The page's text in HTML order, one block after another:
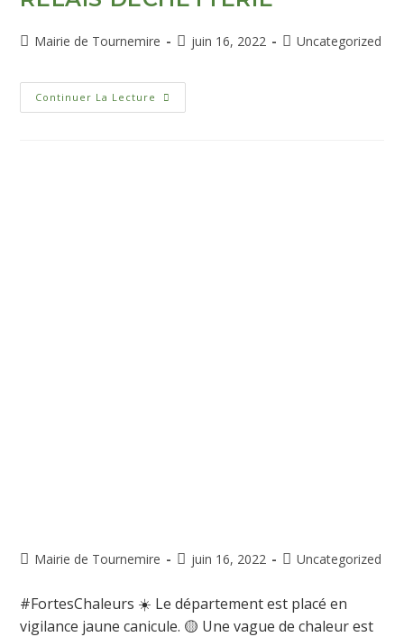
Mairie de Tournemire juin 16, 2022 Uncategorized
Continuer La Lecture
Mairie de Tournemire juin 16, 2022 Uncategorized
#FortesChaleurs ☀️ Le département est placé en
vigilance jaune canicule. 🟡 Une vague de chaleur est